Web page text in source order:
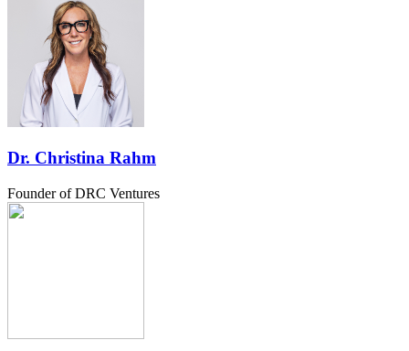
Dr. Christina Rahm
Founder of DRC Ventures